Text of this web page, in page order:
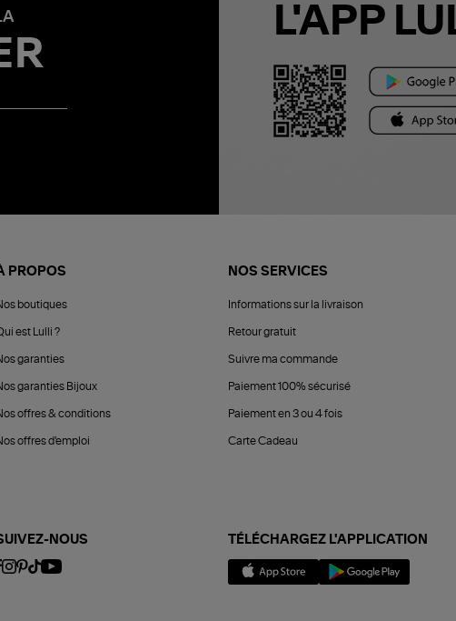
L'APP
PROPOS
boutiques
est Lulli ?
garanties
garanties Bijoux
offres & conditions
offres d'emploi
NOS SERVICES
Informations sur la livraison
Retour gratuit
Suivre ma commande
Paiement 100% sécurisé
Paiement en 3 ou 4 fois
Carte Cadeau
NOUS TÉLÉCHARGEZ L'APPLICATION